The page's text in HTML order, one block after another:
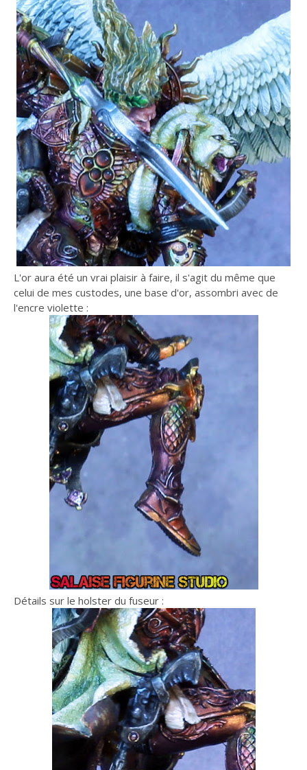
L'or aura été un vrai plaisir à faire, il s'agit du même que
celui de mes custodes, une base d'or, assombri avec de
l'encre violette :
Détails sur le holster du fuseur :